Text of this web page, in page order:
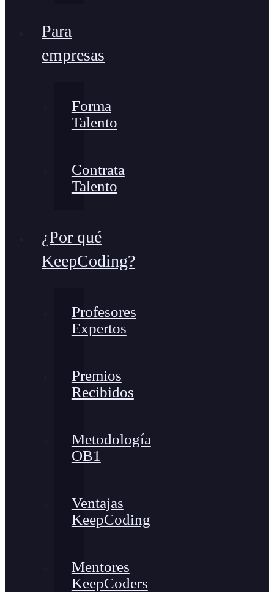
Para
empresas
Forma
Talento
Contrata
Talento
¿Por qué
KeepCoding?
Profesores
Expertos
Premios
Recibidos
Metodología
OB1
Ventajas
KeepCoding
Mentores
KeepCoders